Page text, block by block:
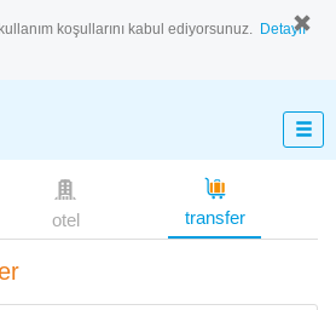
koşullarını kabul ediyorsunuz. Detaylı
otel transfer